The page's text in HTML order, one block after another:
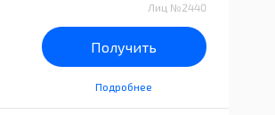
Лиц №2440
Получить
Подробнее